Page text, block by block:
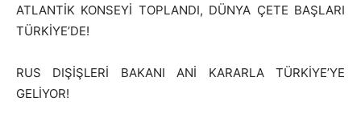
ATLANTİK KONSEYİ TOPLANDI, DÜNYA ÇETE BAŞLARI
TÜRKİYE’DE!
RUS DIŞİŞLERİ BAKANI ANİ KARARLA TÜRKİYE’YE
GELİYOR!